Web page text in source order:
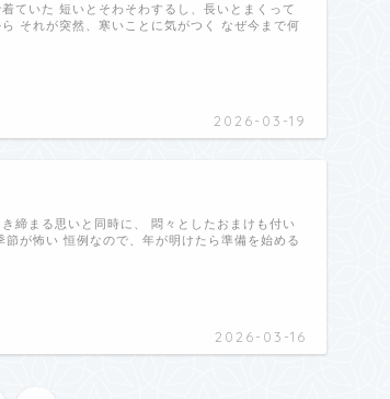
2026-03-19
ていた 短いとそわそわするし、長いとまくって
それが突然、寒いことに気がつく なぜ今まで何
2026-03-16
締まる思いと同時に、 悶々としたおまけも付い
節が怖い 恒例なので、年が明けたら準備を始める